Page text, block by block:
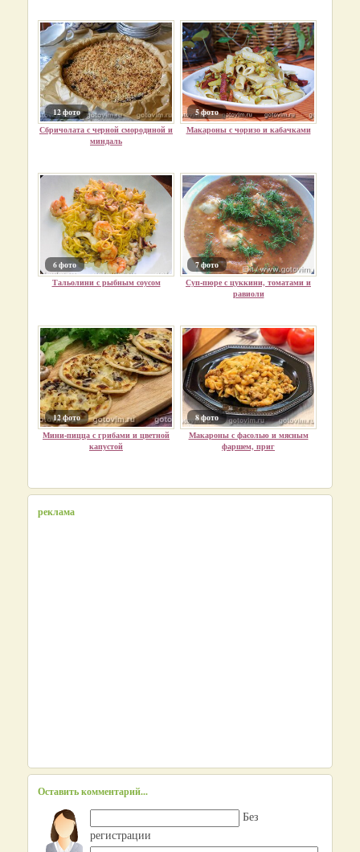
12 фото
Сбричолата с черной смородиной и
миндаль
5 фото
Макароны с чоризо и кабачками
6 фото
Тальолини с рыбным соусом
7 фото
Суп-пюре с цуккини, томатами и
равиоли
12 фото
Мини-пицца с грибами и цветной
капустой
8 фото
Макароны с фасолью и мясным
фаршем, приг
реклама
Оставить комментарий...
Без
регистрации